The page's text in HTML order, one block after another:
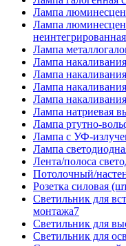
Лампа
Лампа
неинтегрированная
Лампа
Лампа
Лампа
Лампа
Лампа
Лампа натриевая
Лампа ртутно-
Лампа с УФ-
Лампа
Лента/полоса
Потолочный/
Розетка силовая
Светильник для
монтажа7
Светильник для
Светильник для